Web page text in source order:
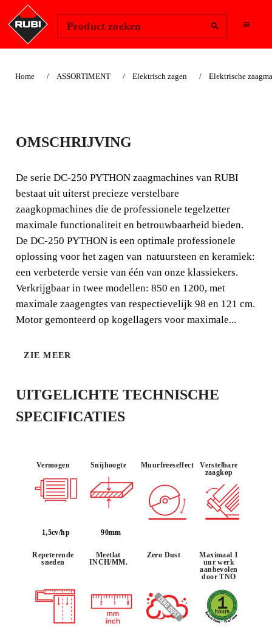
Product zoeken
Home ASSORTIMENT Elektrisch zagen Elektrische
DC-250 PYTHON 1200
ZAAGMACHINE
ZAAGMACHINE MET
BEWEEGBARE MOTORUNIT,
VEELZIJDIG EN PRECIES.
De serie DC-250 PYTHON zaagmachines van RUBI
bestaat uit uiterst precieze verstelbare zaagkopmachines
die de professionele tegelzetter maximale functionaliteit
en betrouwbaarheid bieden. De DC-250 PY
PROFESSIO
NEEL
VEELZIJDIG
DOOR DIT PRODUCT TE
REGISTREREN BIJ DE CLUB RUBI
TOT 276RUBI
PUNTEN
GRATIS GARANTIE
VERLENGD OP IN
OMSCHRIJVING
De serie DC-250 PYTHON zaagmachines van RUBI
bestaat uit uiterst precieze verstelbare
zaagkopmachines die de professionele tegelzetter
maximale functionaliteit en betrouwbaarheid bieden.
De DC-250 PYTHON is een optimale professionele
oplossing voor het zagen van natuursteen en keramiek:
een verbeterde versie van één van onze klassiekers.
Verkrijgbaar in twee modellen: 850 en 1200, met
maximale zaagengtes van respectievelijk 98 en 121 cm.
Motor gemonteerd op kogellagers voor maximale...
ZIE MEER
UITGELICHTE TECHNISCHE
SPECIFICATIES
Vermogen
1,5cv/hp
Snijhoogte
90mm
Muurfreeseffect
Verstelbare
zaagkop
Repeterende
sneden
Meetlat
INCH/MM.
Zero Dust
Maximaal 1
uur werk
aanbevolen
door TNO